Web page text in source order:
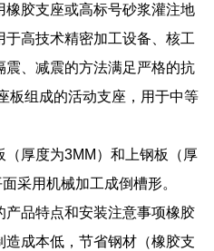
胶支座或高标号砂浆灌注地
高技术精密加工设备、核工
、减震的方法满足严格的抗
板组成的活动支座，用于中等
（厚度为3MM）和上钢板（厚
采用机械加工成倒槽形。
产品特点和安装注意事项橡胶
成本低，节省钢材（橡胶支